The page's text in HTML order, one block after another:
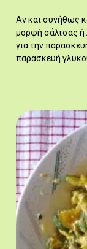
Αν και συνήθως
μορφή σάλτσας ή
για την
παρασκευή γλυκού